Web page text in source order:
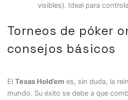
visibles). Ideal para
Torneos de póker
consejos básicos
El Texas Hold’emes, sin duda, la
mundo. Su éxito se debe a que